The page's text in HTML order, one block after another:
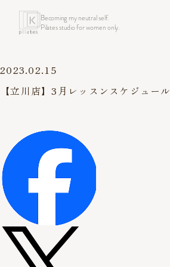
Becoming my neutral self.
Pilates studio for women only.
2023.02.15
【立川店】3月レッスンスケジュール